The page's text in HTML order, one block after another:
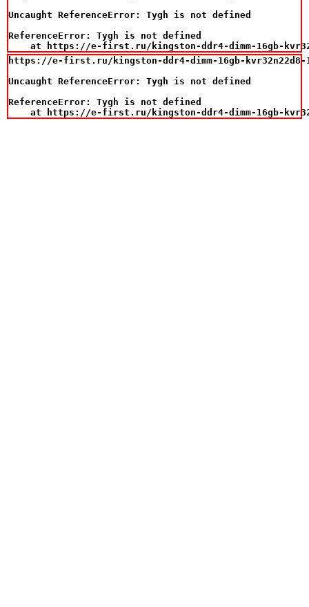
Uncaught ReferenceError: Tygh is not defined
ReferenceError: Tygh is not defined
at https://e-first.ru/kingston-ddr4-dimm-16gb-
https://e-first.ru/kingston-ddr4-dimm-16gb-kvr32n22d8-
Uncaught ReferenceError: Tygh is not defined
ReferenceError: Tygh is not defined
at https://e-first.ru/kingston-ddr4-dimm-16gb-